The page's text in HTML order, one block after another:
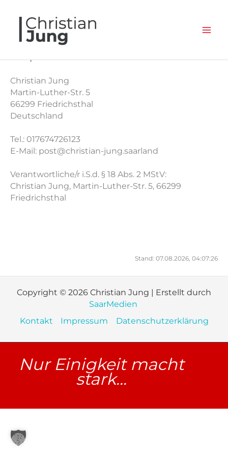
Inhalt
springen
Christian Jung
Martin-Luther-Str. 5
66299 Friedrichsthal
Deutschland
Tel.: 017674726123
E-Mail: post@christian-jung.saarland
Verantwortliche/r i.S.d. § 18 Abs. 2 MStV:
Christian Jung, Martin-Luther-Str. 5, 66299
Friedrichsthal
Stand: 07.08.2026, 04:07:26
Copyright © 2026 Christian Jung | Erstellt durch
SaarMedien
Kontakt
Impressum Datenschutzerklärung
Nur Einigkeit macht
stark...